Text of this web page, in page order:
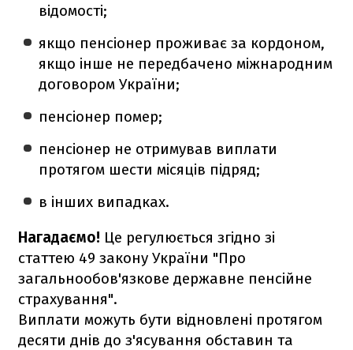
відомості;
якщо пенсіонер проживає за кордоном,
якщо інше не передбачено міжнародним
договором України;
пенсіонер помер;
пенсіонер не отримував виплати
протягом шести місяців підряд;
в інших випадках.
Нагадаємо! Це регулюється згідно зі
статтею 49 закону України "Про
загальнообов'язкове державне пенсійне
страхування".
Виплати можуть бути відновлені протягом
десяти днів до з'ясування обставин та